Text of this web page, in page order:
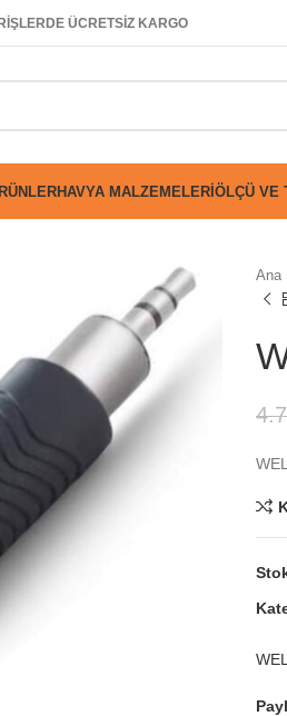
ÜCRETSİZ KARGO
HAVYA MALZEMELERIÖLÇÜ VE
Ana